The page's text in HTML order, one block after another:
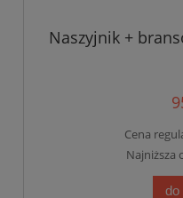
Naszyjnik +
Cena
Najniższa
do